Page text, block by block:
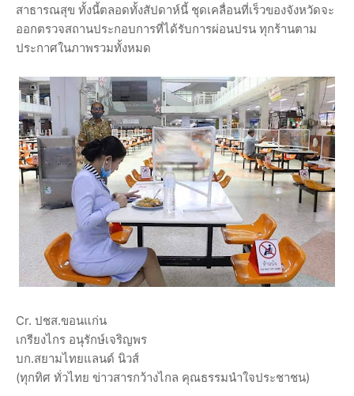
สาธารณสุข ทั้งนี้ตลอดทั้งสัปดาห์นี้ ชุดเคลื่อนที่เร็วของจังหวัดจะ
ออกตรวจสถานประกอบการที่ได้รับการผ่อนปรน ทุกร้านตาม
ประกาศในภาพรวมทั้งหมด
Cr. ปชส.ขอนแก่น
เกรียงไกร อนุรักษ์เจริญพร
บก.สยามไทยแลนด์ นิวส์
(ทุกทิศ ทั่วไทย ข่าวสารกว้างไกล คุณธรรมนำใจประชาชน)